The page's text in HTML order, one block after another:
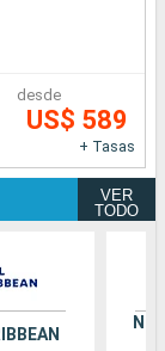
desde
US$ 589
+ Tasas
VER
TODO